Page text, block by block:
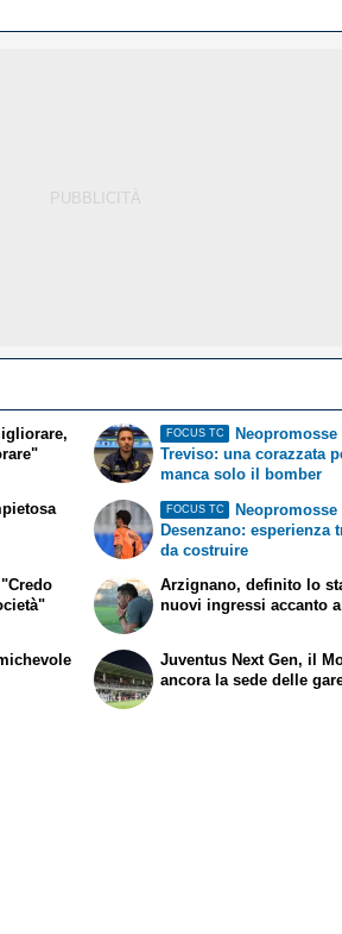
FOCUS TC
Treviso: una corazzata
manca solo il bomber
FOCUS TC
Desenzano: esperienza
da costruire
Arzignano, definito lo
nuovi ingressi accanto
Juventus Next Gen, il
ancora la sede delle